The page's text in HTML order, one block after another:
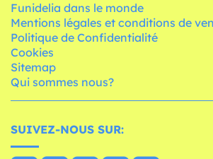
Funidelia dans le monde
Mentions légales et conditions de
Politique de Confidentialité
Cookies
Sitemap
Qui sommes nous?
SUIVEZ-NOUS SUR: